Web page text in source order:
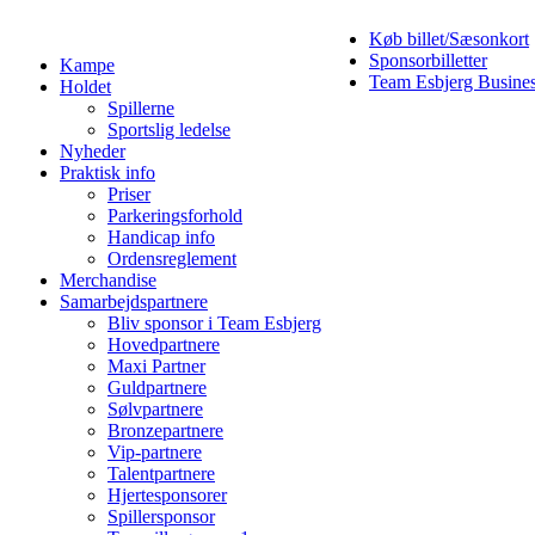
Køb billet/Sæsonkort
Sponsorbilletter
Team Esbjerg
Kampe
Holdet
Spillerne
Sportslig ledelse
Nyheder
Praktisk info
Priser
Parkeringsforhold
Handicap info
Ordensreglement
Merchandise
Samarbejdspartnere
Bliv sponsor i Team Esbjerg
Hovedpartnere
Maxi Partner
Guldpartnere
Sølvpartnere
Bronzepartnere
Vip-partnere
Talentpartnere
Hjertesponsorer
Spillersponsor